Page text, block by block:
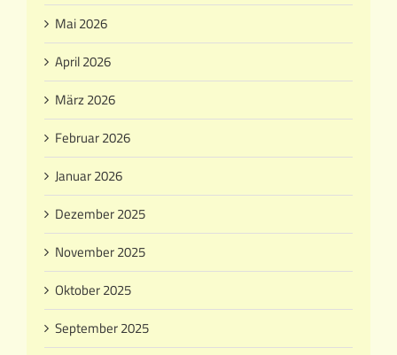
Mai 2026
April 2026
März 2026
Februar 2026
Januar 2026
Dezember 2025
November 2025
Oktober 2025
September 2025